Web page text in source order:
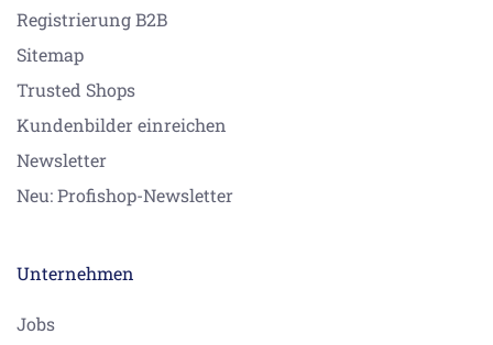
Registrierung B2B
Sitemap
Trusted Shops
Kundenbilder einreichen
Newsletter
Neu: Profishop-Newsletter
Unternehmen
Jobs